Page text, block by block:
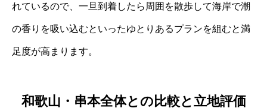
れているので、一旦到着したら周囲を散歩して海岸で潮
の香りを吸い込むといったゆとりあるプランを組むと満
足度が高まります。
和歌山・串本全体との比較と立地評価